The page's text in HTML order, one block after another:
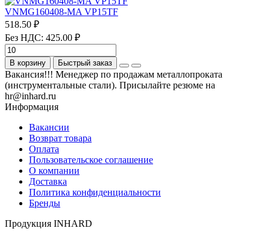
VNMG160408-MA VP15TF
518.50 ₽
Без НДС: 425.00 ₽
В корзину Быстрый заказ
Вакансия!!! Менеджер по продажам металлопроката
(инструментальные стали). Присылайте резюме на
hr@inhard.ru
Информация
Вакансии
Возврат товара
Оплата
Пользовательское соглашение
О компании
Доставка
Политика конфиденциальности
Бренды
Продукция INHARD